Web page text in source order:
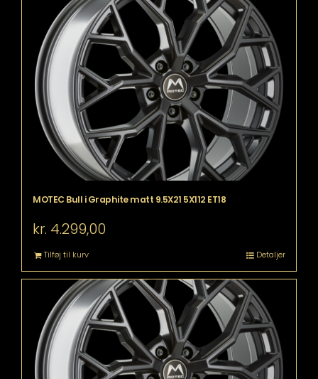
MOTEC Bull i Graphite matt 9.5X21 5X112 ET18
kr. 4.299,00
Tilføj til kurv Detaljer